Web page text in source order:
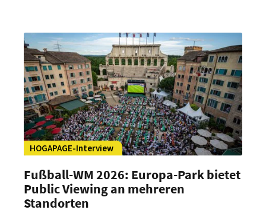
setzte auf Public Viewing mit Pyjama-Motto,
Getränke-Refills und prominenter Fußball-
Expertise.
HOGAPAGE-Interview
Fußball-WM 2026: Europa-Park bietet
Public Viewing an mehreren
Standorten